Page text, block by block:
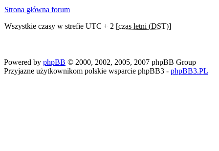
Strona główna forum
Wszystkie czasy w strefie UTC + 2 [czas letni (DST)]
Powered by phpBB © 2000, 2002, 2005, 2007 phpBB Group
Przyjazne użytkownikom polskie wsparcie phpBB3 - phpBB3.PL